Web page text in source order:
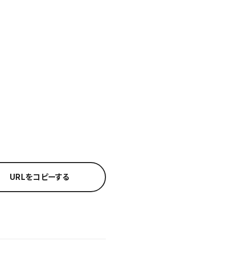
URLをコピーする